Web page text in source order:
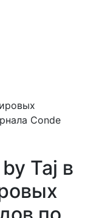
Conde
Taj в